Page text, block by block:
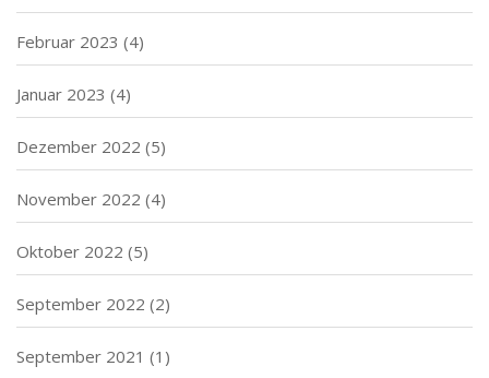
Februar 2023 (4)
Januar 2023 (4)
Dezember 2022 (5)
November 2022 (4)
Oktober 2022 (5)
September 2022 (2)
September 2021 (1)